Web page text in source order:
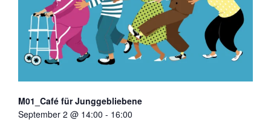
M01_Café für Junggebliebene
September 2 @ 14:00 - 16:00